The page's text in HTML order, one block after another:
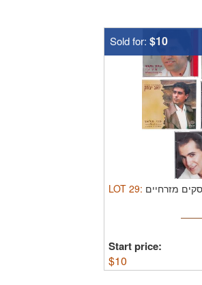
Sold for: $10
LOT 29:
Start price:
$10